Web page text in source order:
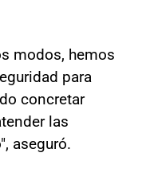
modos, hemos
para
concretar
las
aseguró.